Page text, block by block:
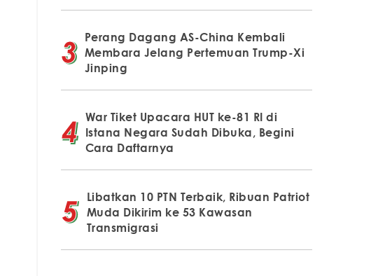
Perang Dagang AS-China Kembali
Membara Jelang Pertemuan Trump-Xi
Jinping
War Tiket Upacara HUT ke-81 RI di
Istana Negara Sudah Dibuka, Begini
Cara Daftarnya
Libatkan 10 PTN Terbaik, Ribuan Patriot
Muda Dikirim ke 53 Kawasan
Transmigrasi